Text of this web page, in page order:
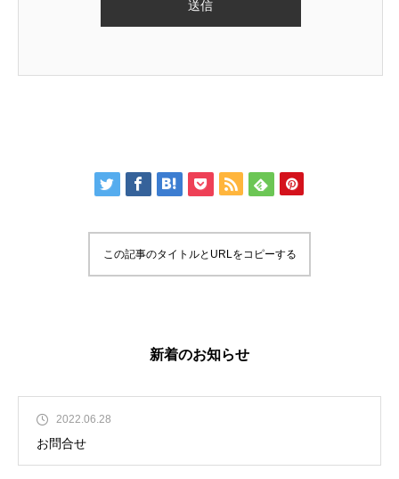
この記事のタイトルとURLをコピーする
新着のお知らせ
2022.06.28
お問合せ